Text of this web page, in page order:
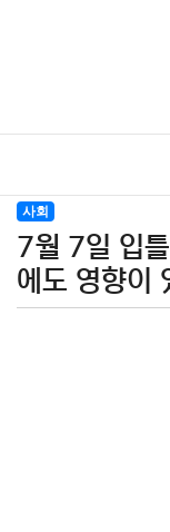
사회
7월 7일 입
에도 영향이